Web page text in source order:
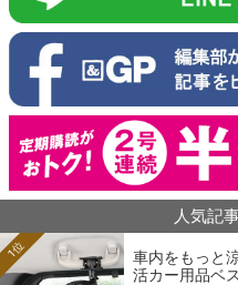
人気記
車内をもっと
活カー用品ベ
1位